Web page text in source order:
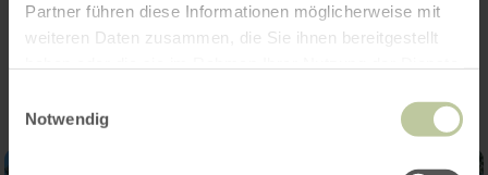
Partner führen diese Informationen möglicherweise mit
weiteren Daten zusammen, die Sie ihnen bereitgestellt
Notwendig
Impressions